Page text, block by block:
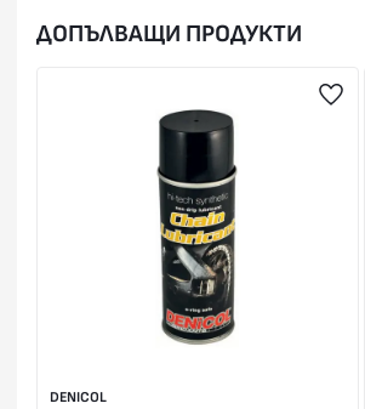
ДОПЪЛВАЩИ ПРОДУКТИ
DENICOL